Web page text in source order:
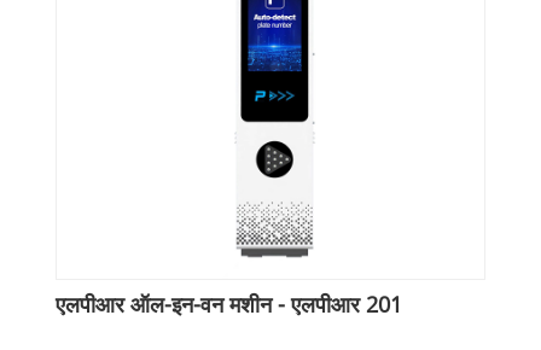
एलपीआर ऑल-इन-वन मशीन - एलपीआर 201